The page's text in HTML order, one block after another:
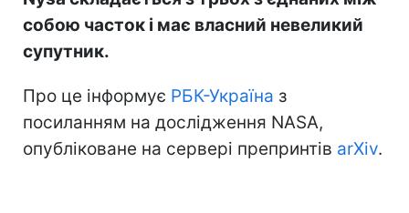
собою часток і має власний невеликий
супутник.
Про це інформує РБК-Україна з
посиланням на дослідження NASA,
опубліковане на сервері препринтів arXiv.